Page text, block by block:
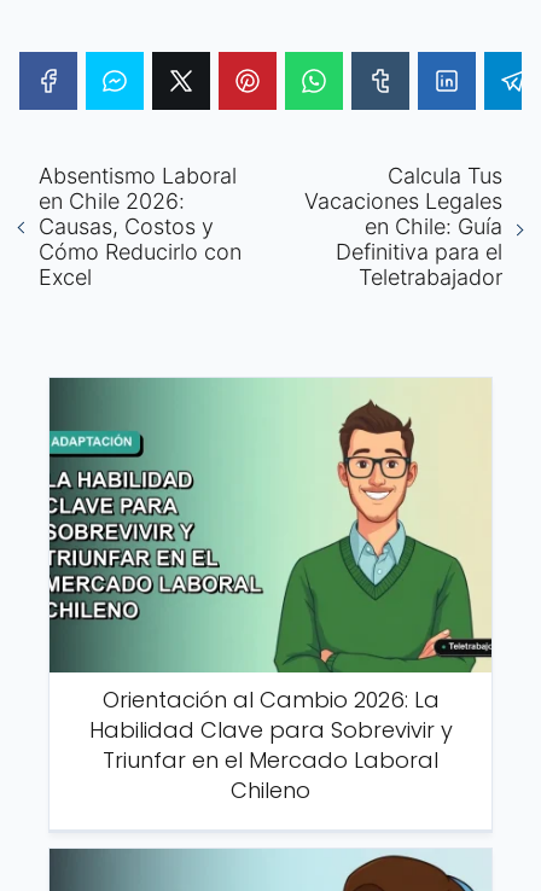
Absentismo Laboral
en Chile 2026:
Causas, Costos y
Cómo Reducirlo con
Excel
Calcula Tus
Vacaciones Legales
en Chile: Guía
Definitiva para el
Teletrabajador
Orientación al Cambio 2026: La
Habilidad Clave para Sobrevivir y
Triunfar en el Mercado Laboral
Chileno